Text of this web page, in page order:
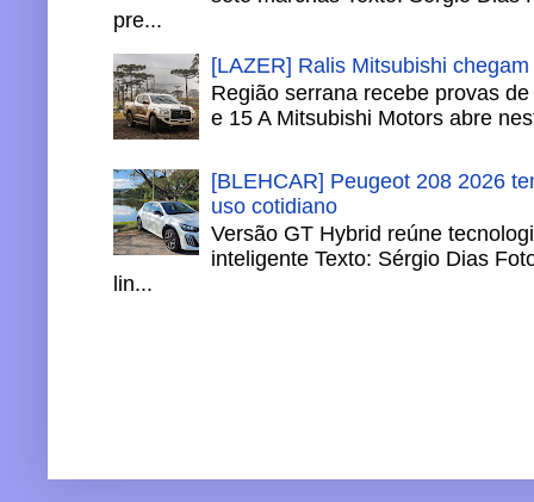
pre...
[LAZER] Ralis Mitsubishi
Região serrana recebe provas
e 15 A Mitsubishi Motors abre
[BLEHCAR] Peugeot 208 2026
uso cotidiano
Versão GT Hybrid reúne
inteligente Texto: Sérgio Dias
lin...